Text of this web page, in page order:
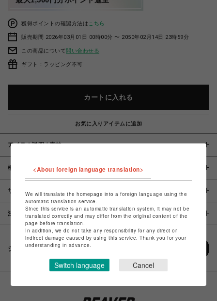
獲得ポイントの確認方法は こちら
販売期間 2026年03月01日 00時00分 〜 2050年02月14日 23時59分
この商品について問い合わせる
ギフト：ラッピング不可
カートに入れる
お気に入りアイテムに追加
アイテム説明 / 素材
概要
サイズ
注意事項
シェアする
<About foreign language translation>
We will translate the homepage into a foreign language using the
automatic translation service.
Since this service is an automatic translation system, it may not be
translated correctly and may differ from the original content of the
page before translation.
In addition, we do not take any responsibility for any direct or
indirect damage caused by using this service. Thank you for your
understanding in advance.
Switch language Cancel